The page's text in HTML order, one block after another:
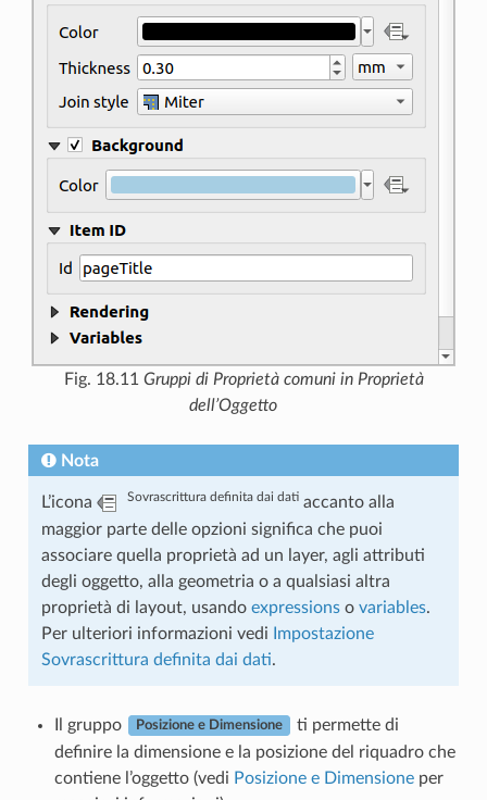
Fig. 18.11 Gruppi di Proprietà comuni in Proprietà
dell’Oggetto
Nota
L’icona Sovrascrittura definita dai datiaccanto alla
maggior parte delle opzioni significa che puoi
associare quella proprietà ad un layer, agli attributi
degli oggetto, alla geometria o a qualsiasi altra
proprietà di layout, usando expressionso variables.
Per ulteriori informazioni vedi
Impostazione
Sovrascrittura definita dai dati.
Il gruppo Posizione e Dimensione
ti permette di
definire la dimensione e la posizione del riquadro che
contiene l’oggetto (vedi Posizione e Dimensioneper